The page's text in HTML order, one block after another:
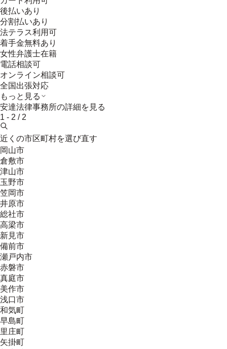
後払いあり
分割払いあり
法テラス利用可
着手金無料あり
女性弁護士在籍
電話相談可
オンライン相談可
全国出張対応
もっと見る
安達法律事務所の詳細を見る
1 - 2 / 2
近くの市区町村を選び直す
岡山市
倉敷市
津山市
玉野市
笠岡市
井原市
総社市
高梁市
新見市
備前市
瀬戸内市
赤磐市
真庭市
美作市
浅口市
和気町
早島町
里庄町
矢掛町